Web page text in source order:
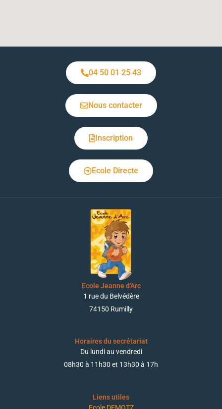
04 50 01 25 43
Nous contacter
Inscription
Ecole Directe
Ecole Jeanne d'Arc
1 rue du Belvédère
74150 Rumilly
Horaires du secrétariat
Du lundi au vendredi
08h30 à 11h30 et 13h30 à 17h
Liens utiles
Ecole DEMOTZ